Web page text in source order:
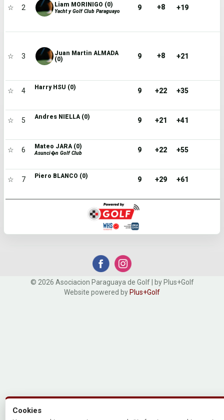
☆ 2 Liam MORINIGO (0)
Yacht y Golf Club Paraguayo 9 +8 +19
☆ 3
Juan Martin ALMADA
(0)
9 +8 +21
☆ 4 Harry HSU (0) 9 +22 +35
☆ 5 Andres NIELLA (0) 9 +21 +41
☆ 6 Mateo JARA (0)
Asunci�n Golf Club 9 +22 +55
☆ 7 Piero BLANCO (0) 9 +29 +61
© 2026 Asociacion Paraguaya de Golf | by Plus+Golf
Website powered by Plus+Golf
Cookies